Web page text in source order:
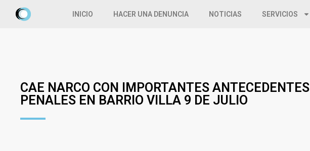
INICIO HACER UNA DENUNCIA NOTICIAS SERVICIOS
CAE NARCO CON IMPORTANTES ANTECEDENTES
PENALES EN BARRIO VILLA 9 DE JULIO